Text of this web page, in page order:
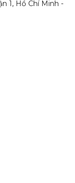
1, Hồ Chí Minh -